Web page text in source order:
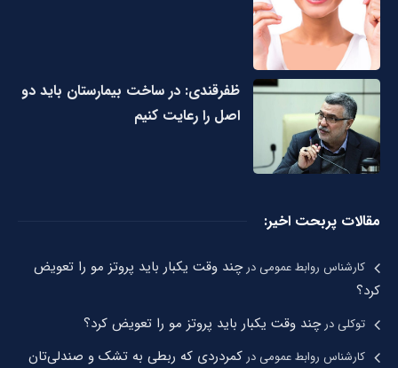
ظفرقندی: در ساخت بیمارستان باید دو
اصل را رعایت کنیم
مقالات پربحت اخیر:
کارشناس روابط عمومیدرچند وقت یکبار باید پروتز مو را تعویض
کرد؟
توکلیدرچند وقت یکبار باید پروتز مو را تعویض کرد؟
کارشناس روابط عمومیدر کمردردی که ربطی به تشک و صندلی‌تان